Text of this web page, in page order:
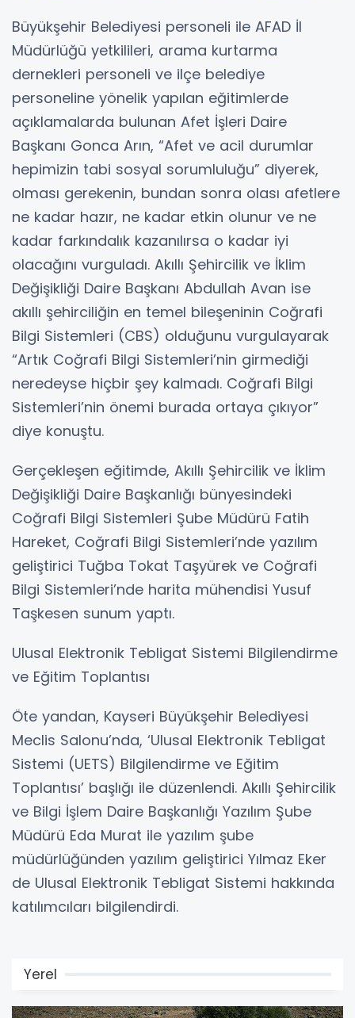
Büyükşehir Belediyesi personeli ile AFAD İl
Müdürlüğü yetkilileri, arama kurtarma
dernekleri personeli ve ilçe belediye
personeline yönelik yapılan eğitimlerde
açıklamalarda bulunan Afet İşleri Daire
Başkanı Gonca Arın, “Afet ve acil durumlar
hepimizin tabi sosyal sorumluluğu” diyerek,
olması gerekenin, bundan sonra olası afetlere
ne kadar hazır, ne kadar etkin olunur ve ne
kadar farkındalık kazanılırsa o kadar iyi
olacağını vurguladı. Akıllı Şehircilik ve İklim
Değişikliği Daire Başkanı Abdullah Avan ise
akıllı şehirciliğin en temel bileşeninin Coğrafi
Bilgi Sistemleri (CBS) olduğunu vurgulayarak
“Artık Coğrafi Bilgi Sistemleri’nin girmediği
neredeyse hiçbir şey kalmadı. Coğrafi Bilgi
Sistemleri’nin önemi burada ortaya çıkıyor”
diye konuştu.
Gerçekleşen eğitimde, Akıllı Şehircilik ve İklim
Değişikliği Daire Başkanlığı bünyesindeki
Coğrafi Bilgi Sistemleri Şube Müdürü Fatih
Hareket, Coğrafi Bilgi Sistemleri’nde yazılım
geliştirici Tuğba Tokat Taşyürek ve Coğrafi
Bilgi Sistemleri’nde harita mühendisi Yusuf
Taşkesen sunum yaptı.
Ulusal Elektronik Tebligat Sistemi Bilgilendirme
ve Eğitim Toplantısı
Öte yandan, Kayseri Büyükşehir Belediyesi
Meclis Salonu’nda, ‘Ulusal Elektronik Tebligat
Sistemi (UETS) Bilgilendirme ve Eğitim
Toplantısı’ başlığı ile düzenlendi. Akıllı Şehircilik
ve Bilgi İşlem Daire Başkanlığı Yazılım Şube
Müdürü Eda Murat ile yazılım şube
müdürlüğünden yazılım geliştirici Yılmaz Eker
de Ulusal Elektronik Tebligat Sistemi hakkında
katılımcıları bilgilendirdi.
Yerel